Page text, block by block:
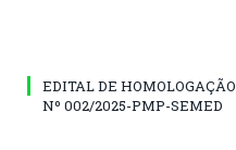
EDITAL DE HOMOLOGAÇÃO
Nº 002/2025-PMP-SEMED